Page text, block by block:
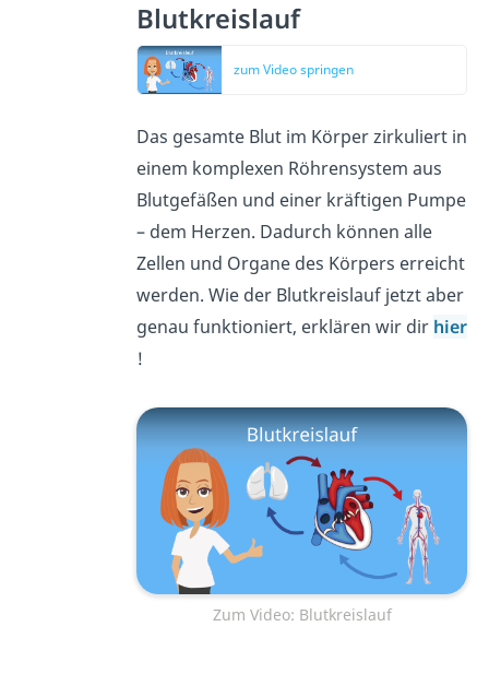
Blutkreislauf
zum Video springen
Das gesamte Blut im Körper zirkuliert in
einem komplexen Röhrensystem aus
Blutgefäßen und einer kräftigen Pumpe
– dem Herzen. Dadurch können alle
Zellen und Organe des Körpers erreicht
werden. Wie der Blutkreislauf jetzt aber
genau funktioniert, erklären wir dir hier
!
Zum Video: Blutkreislauf